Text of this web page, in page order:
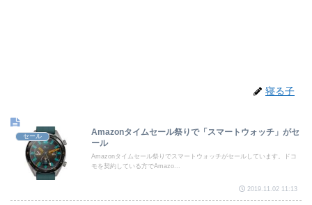
寝る子
セール
Amazonタイムセール祭りで「スマートウォッチ」がセ
ール
Amazonタイムセール祭りでスマートウォッチがセールしています。ドコ
モを契約している方でAmazo...
2019.11.02 11:13